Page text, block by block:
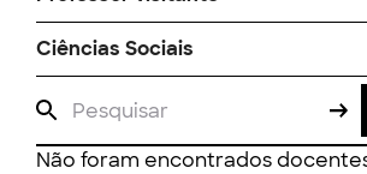
Ciências Sociais
Não foram encontrados